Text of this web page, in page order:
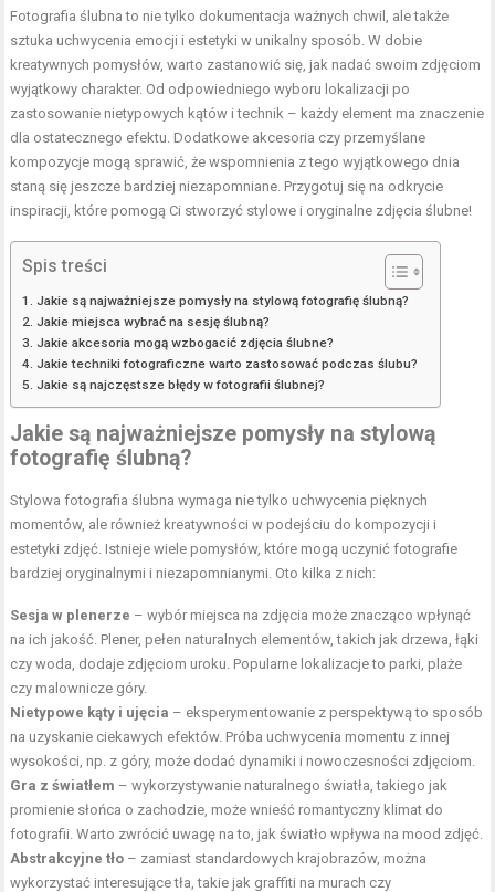
Fotografia ślubna to nie tylko dokumentacja ważnych chwil, ale także
sztuka uchwycenia emocji i estetyki w unikalny sposób. W dobie
kreatywnych pomysłów, warto zastanowić się, jak nadać swoim zdjęciom
wyjątkowy charakter. Od odpowiedniego wyboru lokalizacji po
zastosowanie nietypowych kątów i technik – każdy element ma znaczenie
dla ostatecznego efektu. Dodatkowe akcesoria czy przemyślane
kompozycje mogą sprawić, że wspomnienia z tego wyjątkowego dnia
staną się jeszcze bardziej niezapomniane. Przygotuj się na odkrycie
inspiracji, które pomogą Ci stworzyć stylowe i oryginalne zdjęcia ślubne!
Spis treści
Jakie są najważniejsze pomysły na stylową fotografię ślubną?
Jakie miejsca wybrać na sesję ślubną?
Jakie akcesoria mogą wzbogacić zdjęcia ślubne?
Jakie techniki fotograficzne warto zastosować podczas ślubu?
Jakie są najczęstsze błędy w fotografii ślubnej?
Jakie są najważniejsze pomysły na stylową
fotografię ślubną?
Stylowa fotografia ślubna wymaga nie tylko uchwycenia pięknych
momentów, ale również kreatywności w podejściu do kompozycji i
estetyki zdjęć. Istnieje wiele pomysłów, które mogą uczynić fotografie
bardziej oryginalnymi i niezapomnianymi. Oto kilka z nich:
Sesja w plenerze – wybór miejsca na zdjęcia może znacząco wpłynąć
na ich jakość. Plener, pełen naturalnych elementów, takich jak drzewa, łąki
czy woda, dodaje zdjęciom uroku. Popularne lokalizacje to parki, plaże
czy malownicze góry.
Nietypowe kąty i ujęcia – eksperymentowanie z perspektywą to sposób
na uzyskanie ciekawych efektów. Próba uchwycenia momentu z innej
wysokości, np. z góry, może dodać dynamiki i nowoczesności zdjęciom.
Gra z światłem – wykorzystywanie naturalnego światła, takiego jak
promienie słońca o zachodzie, może wnieść romantyczny klimat do
fotografii. Warto zwrócić uwagę na to, jak światło wpływa na mood zdjęć.
Abstrakcyjne tło – zamiast standardowych krajobrazów, można
wykorzystać interesujące tła, takie jak graffiti na murach czy